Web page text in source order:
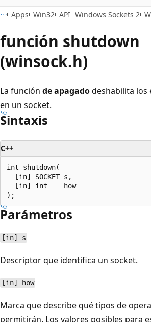
Apps Win32 API Windows Sockets 2
función shutdown
(winsock.h)
La función de apagadodeshabilita los
en un socket.
Sintaxis
C++
int shutdown(
  [in] SOCKET s,
  [in] int    how
Parámetros
[in] s
Descriptor que identifica un socket.
[in] how
Marca que describe qué tipos de
permitirán. Los valores posibles para